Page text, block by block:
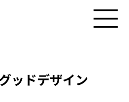
ッドデザイン